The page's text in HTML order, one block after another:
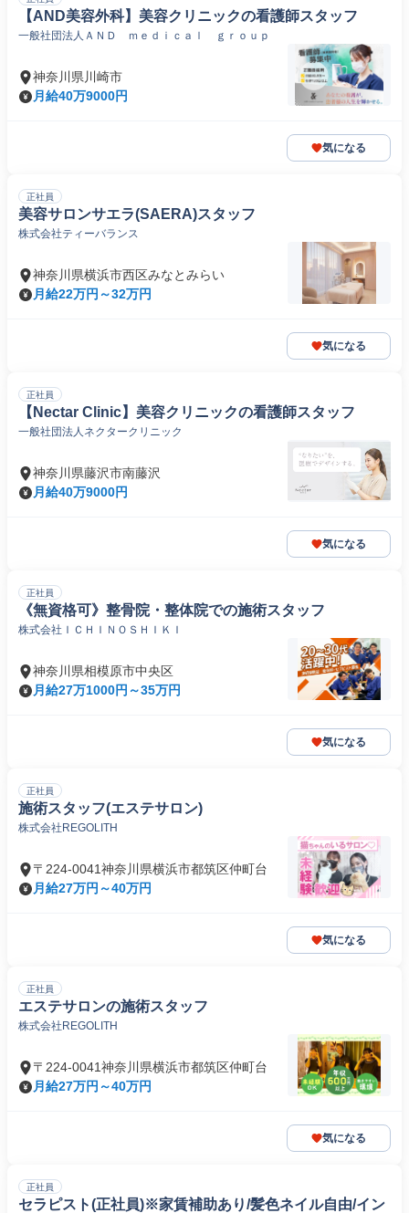
【AND美容外科】美容クリニックの看護師スタッフ
一般社団法人ＡＮＤ ｍｅｄｉｃａｌ ｇｒｏｕｐ
神奈川県川崎市
月給40万9000円
気になる
正社員
美容サロンサエラ(SAERA)スタッフ
株式会社ティーバランス
神奈川県横浜市西区みなとみらい
月給22万円～32万円
気になる
正社員
【Nectar Clinic】美容クリニックの看護師スタッフ
一般社団法人ネクタークリニック
神奈川県藤沢市南藤沢
月給40万9000円
気になる
正社員
《無資格可》整骨院・整体院での施術スタッフ
株式会社ＩＣＨＩＮＯＳＨＩＫＩ
神奈川県相模原市中央区
月給27万1000円～35万円
気になる
正社員
施術スタッフ(エステサロン)
株式会社REGOLITH
〒224-0041神奈川県横浜市都筑区仲町台
月給27万円～40万円
気になる
正社員
エステサロンの施術スタッフ
株式会社REGOLITH
〒224-0041神奈川県横浜市都筑区仲町台
月給27万円～40万円
気になる
正社員
セラピスト(正社員)※家賃補助あり/髪色ネイル自由/イン